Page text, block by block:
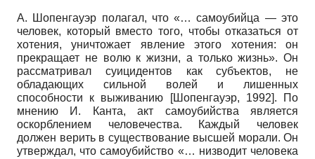
А. Шопенгауэр полагал, что «… самоубийца — это
человек, который вместо того, чтобы отказаться от
хотения, уничтожает явление этого хотения: он
прекращает не волю к жизни, а только жизнь». Он
рассматривал суицидентов как субъектов, не
обладающих сильной волей и лишенных
способности к выживанию
[Шопенгауэр, 1992]. По
мнению И. Канта, акт самоубийства является
оскорблением человечества. Каждый человек
должен верить в существование высшей морали. Он
утверждал, что самоубийство «… низводит человека